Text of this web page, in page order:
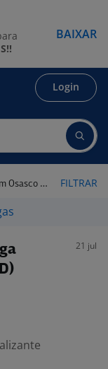
Login
- SP FILTRAR
21 jul
BAIXAR